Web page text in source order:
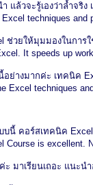
ำ แล้วจะรู้เองว่าล้ำจริ
techniques and
ช่วยให้มุมมองในการใ
It speeds up
ย่างมากค่ะ เทคนิค
Excel techniques
นี้ คอร์สเทคนิค Excel
Course is excellent.
มาเรียนเถอะ แนะนำ